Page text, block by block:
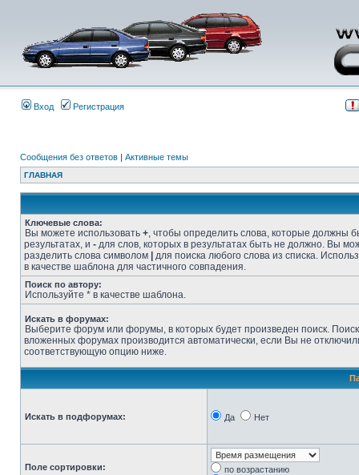
Вход Регистрация
Сообщения без ответов | Активные темы
ГЛАВНАЯ
Ключевые слова:
Вы можете использовать +, чтобы определить слова, которые должны
результатах, и - для слов, которых в результатах быть не должно. Вы
разделить слова символом
для поиска любого слова из списка.
в качестве шаблона для частичного совпадения.
Поиск по автору:
Используйте * в качестве шаблона.
Искать в форумах:
Выберите форум или форумы, в которых будет произведен поиск.
вложенных форумах производится автоматически, если Вы не
соответствующую опцию ниже.
Искать в подфорумах: Да Нет
Поле сортировки:
по возрастанию